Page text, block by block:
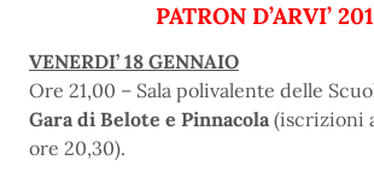
PATRON D’ARVI’
VENERDI’ 18 GENNAIO
Ore 21,00 – Sala polivalente delle
Gara di Belote e Pinnacola (iscrizioni
ore 20,30).